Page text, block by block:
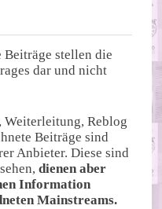
stellen die
dar und nicht
Weiterleitung, Reblog
Beiträge sind
Anbieter. Diese sind
dienen aber
Information
Mainstreams.